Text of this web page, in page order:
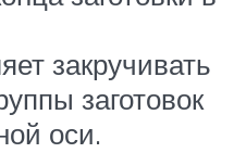
закручивать
заготовок
оси.